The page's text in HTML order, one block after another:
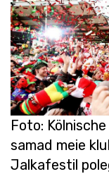
Foto:
samad meie
Jalkafestil